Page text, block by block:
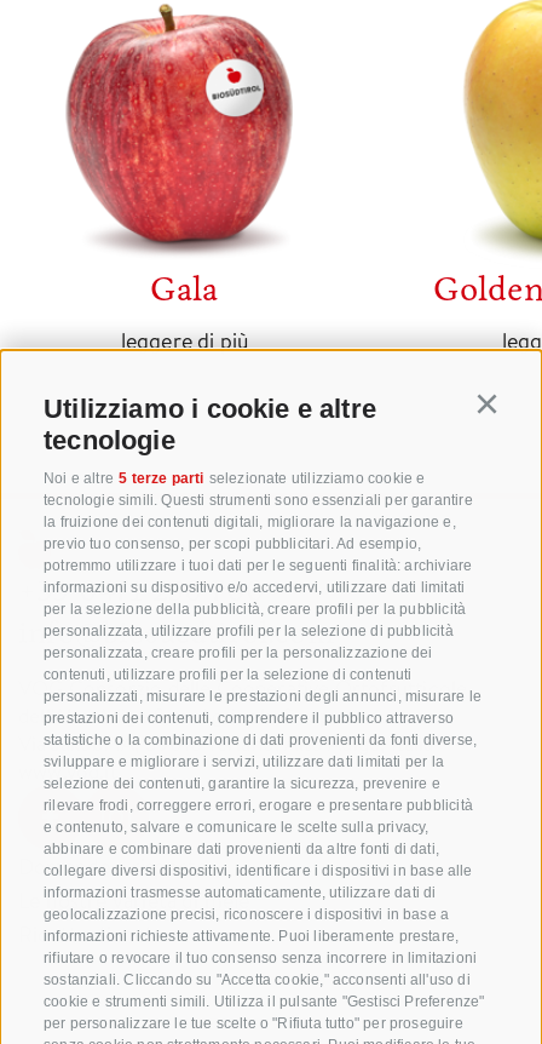
Utilizziamo i cookie e altre
tecnologie
Noi e altre 5 terze parti selezionate utilizziamo cookie e
tecnologie simili. Questi strumenti sono essenziali per garantire
la fruizione dei contenuti digitali, migliorare la navigazione e,
previo tuo consenso, per scopi pubblicitari. Ad esempio,
potremmo utilizzare i tuoi dati per le seguenti finalità: archiviare
informazioni su dispositivo e/o accedervi, utilizzare dati limitati
per la selezione della pubblicità, creare profili per la pubblicità
personalizzata, utilizzare profili per la selezione di pubblicità
personalizzata, creare profili per la personalizzazione dei
contenuti, utilizzare profili per la selezione di contenuti
personalizzati, misurare le prestazioni degli annunci, misurare le
prestazioni dei contenuti, comprendere il pubblico attraverso
statistiche o la combinazione di dati provenienti da fonti diverse,
sviluppare e migliorare i servizi, utilizzare dati limitati per la
selezione dei contenuti, garantire la sicurezza, prevenire e
rilevare frodi, correggere errori, erogare e presentare pubblicità
e contenuto, salvare e comunicare le scelte sulla privacy,
abbinare e combinare dati provenienti da altre fonti di dati,
collegare diversi dispositivi, identificare i dispositivi in base alle
informazioni trasmesse automaticamente, utilizzare dati di
geolocalizzazione precisi, riconoscere i dispositivi in base a
informazioni richieste attivamente. Puoi liberamente prestare,
rifiutare o revocare il tuo consenso senza incorrere in limitazioni
sostanziali. Cliccando su "Accetta cookie," acconsenti all'uso di
cookie e strumenti simili. Utilizza il pulsante "Gestisci Preferenze"
per personalizzare le tue scelte o "Rifiuta tutto" per proseguire
Gala
leggere di più
+39 0471 256 700
info@biosuedtirol.com
VOG Consorzio delle Cooperative Ortofrutticole
dell'Alto Adige Soc. Agricola Coop.
Via Jakobi 1A, 39018 Terlano, Alto Adige, Italia
www.vog.it
Domande e risposte
Le nostre varietá di mele
Ricette di mele